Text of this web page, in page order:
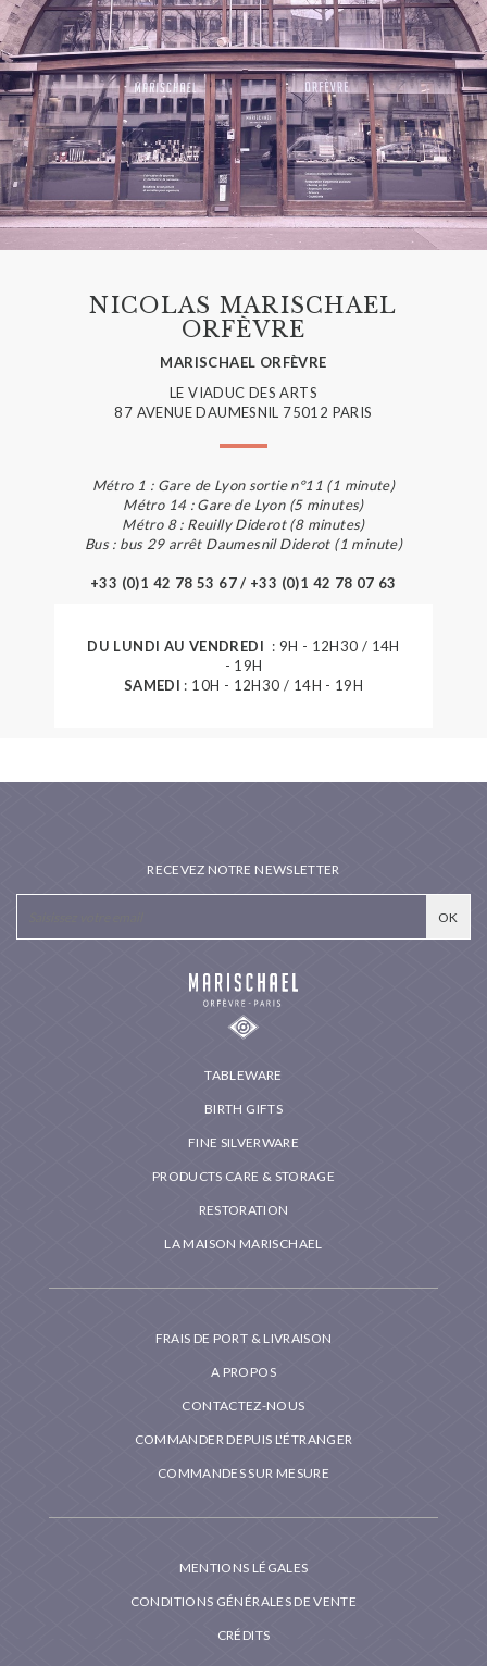
NICOLAS MARISCHAEL
ORFÈVRE
MARISCHAEL ORFÈVRE
LE VIADUC DES ARTS
87 AVENUE DAUMESNIL 75012 PARIS
Métro 1 : Gare de Lyon sortie n°11 (1 minute)
Métro 14 : Gare de Lyon (5 minutes)
Métro 8 : Reuilly Diderot (8 minutes)
Bus : bus 29 arrêt Daumesnil Diderot (1 minute)
+33 (0)1 42 78 53 67 / +33 (0)1 42 78 07 63
DU LUNDI AU VENDREDI : 9H - 12H30 / 14H
- 19H
SAMEDI : 10H - 12H30 / 14H - 19H
TABLEWARE
BIRTH GIFTS
FINE SILVERWARE
PRODUCTS CARE & STORAGE
RESTORATION
LA MAISON MARISCHAEL
FRAIS DE PORT & LIVRAISON
A PROPOS
CONTACTEZ-NOUS
COMMANDER DEPUIS L'ÉTRANGER
COMMANDES SUR MESURE
MENTIONS LÉGALES
CONDITIONS GÉNÉRALES DE VENTE
CRÉDITS
RECEVEZ NOTRE NEWSLETTER